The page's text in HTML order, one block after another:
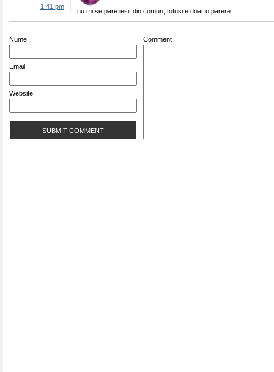
1:41 pm
nu mi se pare iesit din comun, totusi e doar o parere
Nume
Email
Website
Comment